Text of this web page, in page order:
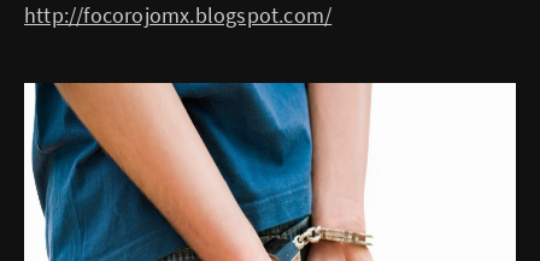
http://focorojomx.blogspot.com/